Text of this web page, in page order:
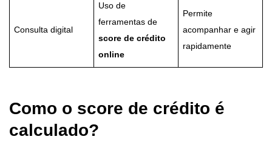
Consulta digital
Uso de
ferramentas de
score de crédito
online
Permite
acompanhar e agir
rapidamente
Como o score de crédito é
calculado?